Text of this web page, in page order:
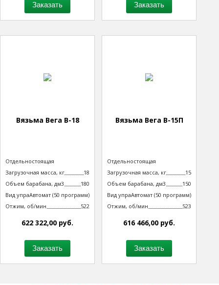
Заказать Заказать
Вязьма Вега В-18
Тип машины
Отдельностоящая
неподрессоренная
Загрузочная масса, кг
18
Объем барабана, дм3
180
Вид управления
технологическим процессом
Автомат (50 программ)
Отжим, об/мин
522
622 322,00 руб.
Заказать
Вязьма Вега В-15П
Тип машины
Отдельностоящая
неподрессоренная
Загрузочная масса, кг
15
Объем барабана, дм3
150
Вид управления
технологическим процессом
Автомат (50 программ)
Отжим, об/мин
523
616 466,00 руб.
Заказать